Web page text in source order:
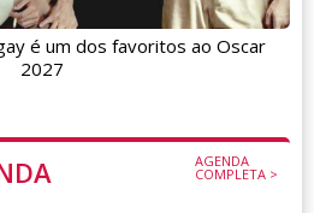
AGENDA
COMPLETA >
é um dos favoritos ao Oscar
2027